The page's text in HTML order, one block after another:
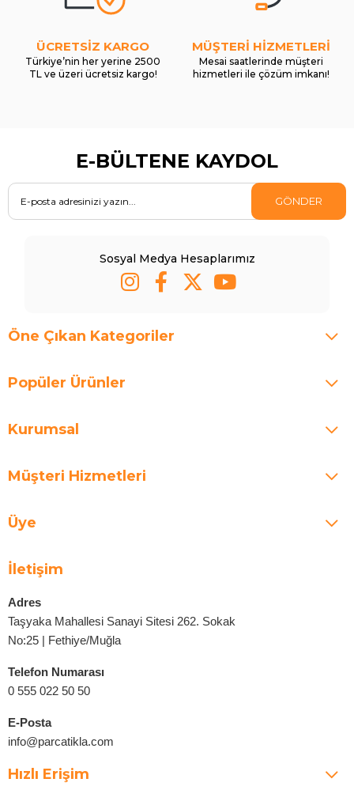
ÜCRETSİZ KARGO
Türkiye’nin her yerine 2500
TL ve üzeri ücretsiz kargo!
MÜŞTERİ HİZMETLERİ
Mesai saatlerinde müşteri
hizmetleri ile çözüm imkanı!
E-BÜLTENE KAYDOL
GÖNDER
Sosyal Medya Hesaplarımız
Öne Çıkan Kategoriler
Popüler Ürünler
Kurumsal
Müşteri Hizmetleri
Üye
İletişim
Adres
Taşyaka Mahallesi Sanayi Sitesi 262. Sokak
No:25 | Fethiye/Muğla
Telefon Numarası
0 555 022 50 50
E-Posta
info@parcatikla.com
Hızlı Erişim